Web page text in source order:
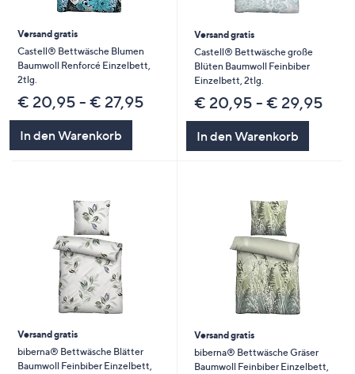
Versand gratis
Castell® Bettwäsche Blumen
Baumwoll Renforcé Einzelbett,
2tlg.
€ 20,95 - € 27,95
In den Warenkorb
Versand gratis
Castell® Bettwäsche große
Blüten Baumwoll Feinbiber
Einzelbett, 2tlg.
€ 20,95 - € 29,95
In den Warenkorb
Versand gratis
biberna® Bettwäsche Blätter
Baumwoll Feinbiber Einzelbett,
Versand gratis
biberna® Bettwäsche Gräser
Baumwoll Feinbiber Einzelbett,